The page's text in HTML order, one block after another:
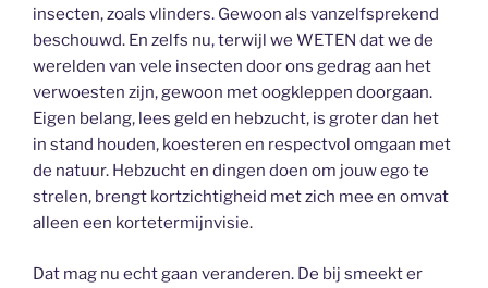
insecten, zoals vlinders. Gewoon als vanzelfsprekend
beschouwd. En zelfs nu, terwijl we WETEN dat we de
werelden van vele insecten door ons gedrag aan het
verwoesten zijn, gewoon met oogkleppen doorgaan.
Eigen belang, lees geld en hebzucht, is groter dan het
in stand houden, koesteren en respectvol omgaan met
de natuur. Hebzucht en dingen doen om jouw ego te
strelen, brengt kortzichtigheid met zich mee en omvat
alleen een kortetermijnvisie.
Dat mag nu echt gaan veranderen. De bij smeekt er